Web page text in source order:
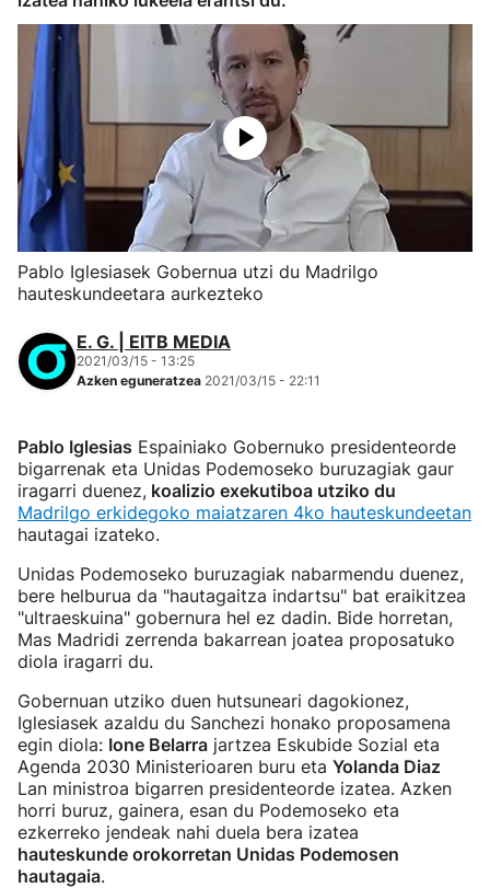
Pablo Iglesiasek Gobernua utzi du Madrilgo
hauteskundeetara aurkezteko
E. G. | EITB MEDIA
2021/03/15 - 13:25
Azken eguneratzea 2021/03/15 - 22:11
Pablo Iglesias Espainiako Gobernuko presidenteorde
bigarrenak eta Unidas Podemoseko buruzagiak gaur
iragarri duenez, koalizio exekutiboa utziko du
Madrilgo erkidegoko maiatzaren 4ko hauteskundeetan
hautagai izateko.
Unidas Podemoseko buruzagiak nabarmendu duenez,
bere helburua da "hautagaitza indartsu" bat eraikitzea
"ultraeskuina" gobernura hel ez dadin. Bide horretan,
Mas Madridi zerrenda bakarrean joatea proposatuko
diola iragarri du.
Gobernuan utziko duen hutsuneari dagokionez,
Iglesiasek azaldu du Sanchezi honako proposamena
egin diola: Ione Belarra jartzea Eskubide Sozial eta
Agenda 2030 Ministerioaren buru eta Yolanda Diaz
Lan ministroa bigarren presidenteorde izatea. Azken
horri buruz, gainera, esan du Podemoseko eta
ezkerreko jendeak nahi duela bera izatea
hauteskunde orokorretan Unidas Podemosen
hautagaia.